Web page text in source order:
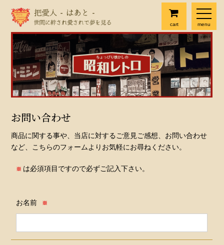
menu
cart
お問い合わせ
商品に関する事や、当店に対するご意見ご感想、お問い合わせ
など、こちらのフォームよりお気軽にお尋ねください。
※ は必須項目ですので必ずご記入下さい。
お名前 ※